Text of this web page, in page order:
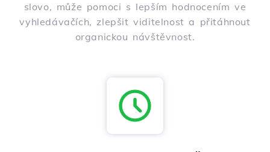
slovo, může pomoci s lepším hodnocením ve
vyhledávačích, zlepšit viditelnost a přitáhnout
organickou návštěvnost.